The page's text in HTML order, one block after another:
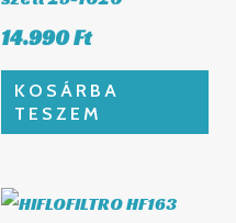
14.990Ft
KOSÁRBA
TESZEM